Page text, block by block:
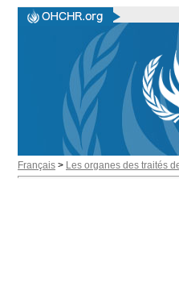
Français > Les organes des traités